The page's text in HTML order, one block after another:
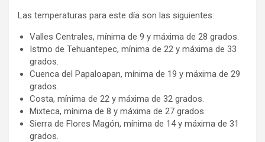
Las temperaturas para este día son las siguientes:
Valles Centrales, mínima de 9 y máxima de 28 grados.
Istmo de Tehuantepec, mínima de 22 y máxima de 33
grados.
Cuenca del Papaloapan, mínima de 19 y máxima de 29
grados.
Costa, mínima de 22 y máxima de 32 grados.
Mixteca, mínima de 8 y máxima de 27 grados.
Sierra de Flores Magón, mínima de 14 y máxima de 31
grados.